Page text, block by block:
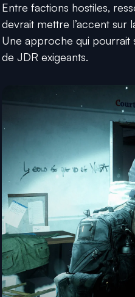
Entre factions hostiles,
devrait mettre l’accent sur
Une approche qui pourrait
de JDR exigeants.